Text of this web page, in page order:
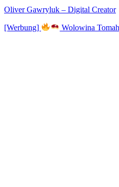
Oliver Gawryluk – Digital Creator
[Werbung] Wolowina